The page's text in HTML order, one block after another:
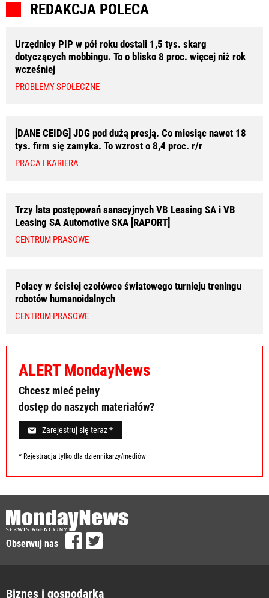
REDAKCJA POLECA
Urzędnicy PIP w pół roku dostali 1,5 tys. skarg
dotyczących mobbingu. To o blisko 8 proc. więcej niż rok
wcześniej
PROBLEMY SPOŁECZNE
[DANE CEIDG] JDG pod dużą presją. Co miesiąc nawet 18
tys. firm się zamyka. To wzrost o 8,4 proc. r/r
PRACA I KARIERA
Trzy lata postępowań sanacyjnych VB Leasing SA i VB
Leasing SA Automotive SKA [RAPORT]
CENTRUM PRASOWE
Polacy w ścisłej czołówce światowego turnieju treningu
robotów humanoidalnych
CENTRUM PRASOWE
ALERT MondayNews
Chcesz mieć pełny
dostęp do naszych materiałów?
Zarejestruj się teraz *
* Rejestracja tylko dla dziennikarzy/mediów
Obserwuj nas
Biznes i gospodarka